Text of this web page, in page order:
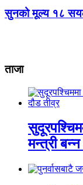
सुनको मूल्य १८
ताजा
मन्त्री